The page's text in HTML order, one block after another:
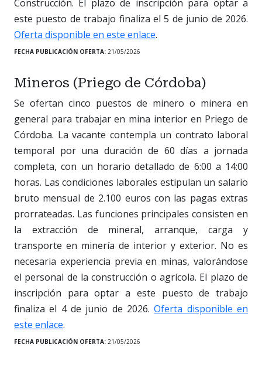
Construcción. El plazo de inscripción para optar a
este puesto de trabajo finaliza el 5 de junio de 2026.
Oferta disponible en este enlace.
FECHA PUBLICACIÓN OFERTA: 21/05/2026
Mineros (Priego de Córdoba)
Se ofertan cinco puestos de minero o minera en
general para trabajar en mina interior en Priego de
Córdoba. La vacante contempla un contrato laboral
temporal por una duración de 60 días a jornada
completa, con un horario detallado de 6:00 a 14:00
horas. Las condiciones laborales estipulan un salario
bruto mensual de 2.100 euros con las pagas extras
prorrateadas. Las funciones principales consisten en
la extracción de mineral, arranque, carga y
transporte en minería de interior y exterior. No es
necesaria experiencia previa en minas, valorándose
el personal de la construcción o agrícola. El plazo de
inscripción para optar a este puesto de trabajo
finaliza el 4 de junio de 2026.Oferta disponible en
este enlace.
FECHA PUBLICACIÓN OFERTA: 21/05/2026